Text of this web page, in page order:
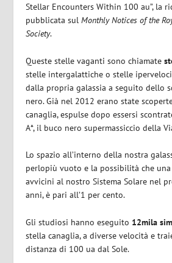
Stellar Encounters Within 100 au”, la
pubblicata sulMonthly Notices of the
Society.
Queste stelle vaganti sono chiamate
stelle intergalattiche o stelle
dalla propria galassia a seguito dello
nero. Già nel 2012 erano state
canaglia, espulse dopo essersi
A*, il buco nero supermassiccio della
Lo spazio all’interno della nostra
perlopiù vuoto e la possibilità che
avvicini al nostro Sistema Solare nel
anni, è pari all’1 per cento.
Gli studiosi hanno eseguito 12mila
stella canaglia, a diverse velocità e
distanza di 100 ua dal Sole.